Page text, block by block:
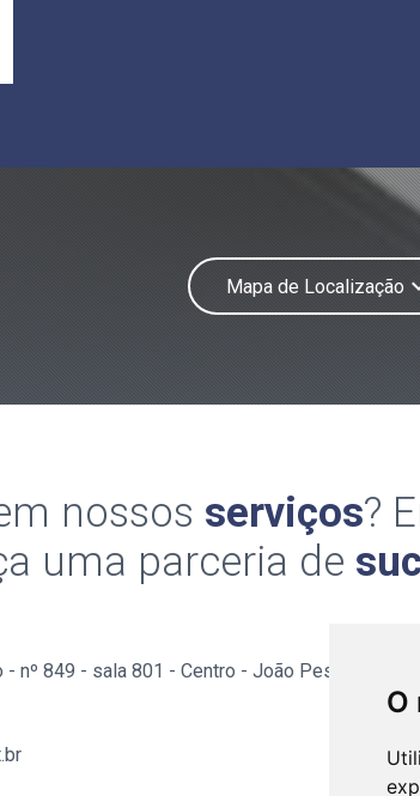
O
Mapa de Localização
nossos serviços?
uma parceria de
- nº 849 - sala 801 - Centro - João Pessoa/PB -